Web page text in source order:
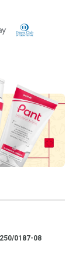
Pay
Diners Club
0187-08